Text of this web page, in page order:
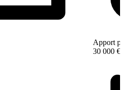
Apport
30 000 €